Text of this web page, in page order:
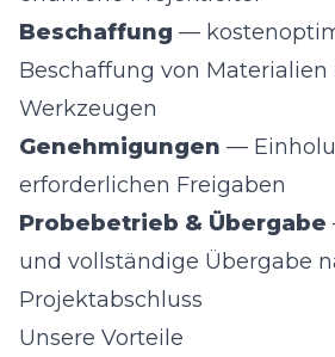
Beschaffung —
Beschaffung von Materialien
Werkzeugen
Genehmigungen —
erforderlichen Freigaben
Probebetrieb & Übergabe
und vollständige Übergabe
Projektabschluss
Unsere Vorteile